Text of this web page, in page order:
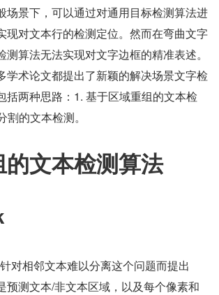
场景下，可以通过对通用目标检测算法进
现对文本行的检测定位。然而在弯曲文字
算法无法实现对文字边框的精准表述。
学术论文都提出了新颖的解决场景文字检
括两种思路：1. 基于区域重组的文本检
的文本检测。
文本检测算法
对相邻文本难以分离这个问题而提出
预测文本/非文本区域，以及每个像素和